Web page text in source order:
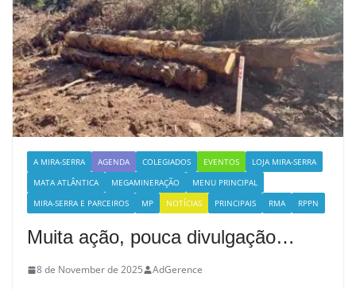
A MIRA-SERRA AGENDA COLEGIADOS EVENTOS
LOJA MIRA-SERRA
MATA ATLÂNTICA
MEGAMINERAÇÃO
MENU PRINCIPAL
MIRA-SERRA E PARCEIROS
MP NOTÍCIAS PRINCIPAIS RMA RPPN
Muita ação, pouca divulgação…
8 de November de 2025 AdGerence